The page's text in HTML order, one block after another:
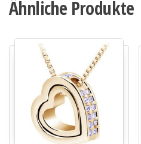
Ähnliche Produkte